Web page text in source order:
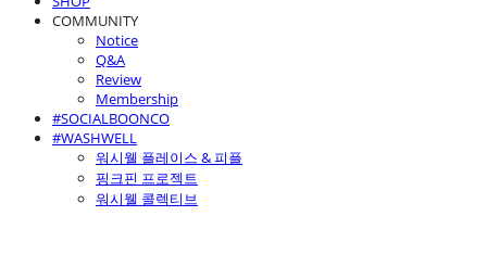
COMMUNITY
Notice
Q&A
Review
Membership
#SOCIALBOONCO
#WASHWELL
워시웰 플레이스 & 피플
핑크핀 프로젝트
워시웰 콜렉티브